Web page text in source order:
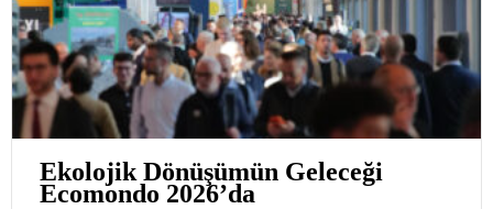
Ekolojik Dönüşümün Geleceği
Ecomondo 2026’da